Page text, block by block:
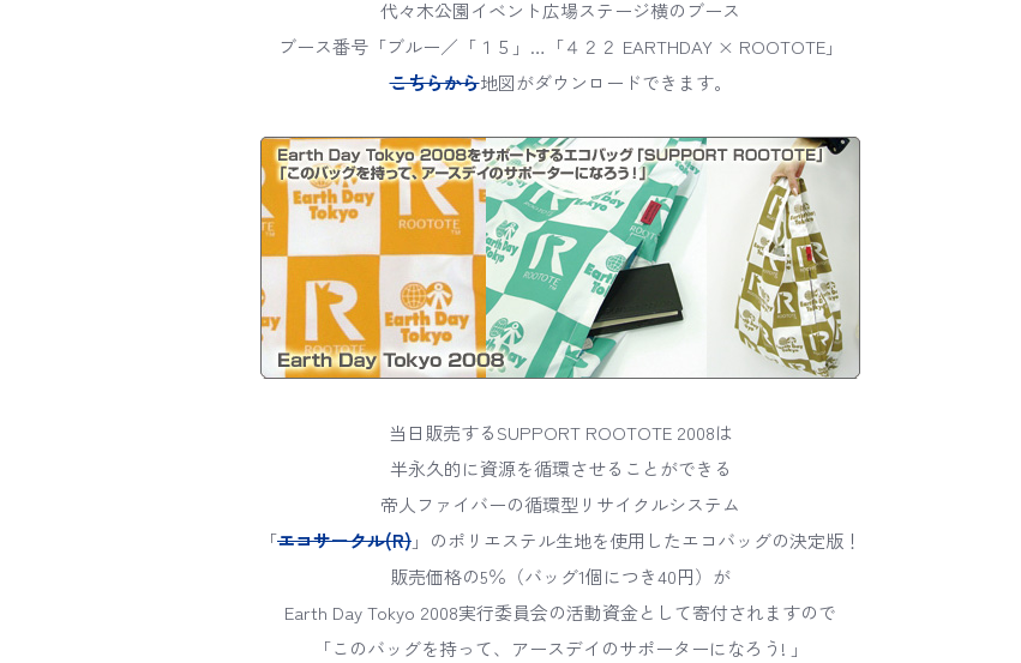
代々木公園イベント広場ステージ横のブース
ブース番号「ブルー／「１５」…「４２２ EARTHDAY × ROOTOTE」
こちらから地図がダウンロードできます。
当日販売するSUPPORT ROOTOTE 2008は
半永久的に資源を循環させることができる
帝人ファイバーの循環型リサイクルシステム
「エコサークル(R)」のポリエステル生地を使用したエコバッグの決定版！
販売価格の5％（バッグ1個につき40円）が
Earth Day Tokyo 2008実行委員会の活動資金として寄付されますので
「このバッグを持って、アースデイのサポーターになろう! 」